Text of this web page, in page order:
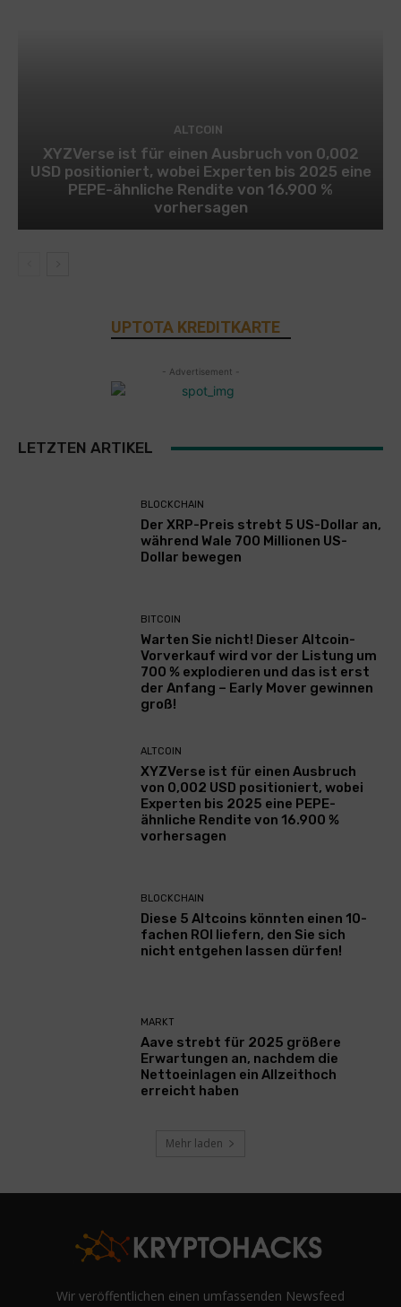
ALTCOIN
XYZVerse ist für einen Ausbruch von 0,002
USD positioniert, wobei Experten bis 2025 eine
PEPE-ähnliche Rendite von 16.900 %
vorhersagen
UPTOTA KREDITKARTE
- Advertisement -
LETZTEN ARTIKEL
BLOCKCHAIN
Der XRP-Preis strebt 5 US-Dollar an,
während Wale 700 Millionen US-
Dollar bewegen
BITCOIN
Warten Sie nicht! Dieser Altcoin-
Vorverkauf wird vor der Listung um
700 % explodieren und das ist erst
der Anfang – Early Mover gewinnen
groß!
ALTCOIN
XYZVerse ist für einen Ausbruch
von 0,002 USD positioniert, wobei
Experten bis 2025 eine PEPE-
ähnliche Rendite von 16.900 %
vorhersagen
BLOCKCHAIN
Diese 5 Altcoins könnten einen 10-
fachen ROI liefern, den Sie sich
nicht entgehen lassen dürfen!
MARKT
Aave strebt für 2025 größere
Erwartungen an, nachdem die
Nettoeinlagen ein Allzeithoch
erreicht haben
Mehr laden
Wir veröffentlichen einen umfassenden Newsfeed